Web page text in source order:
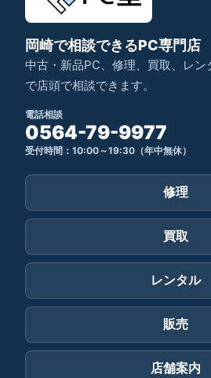
岡崎で相談できるPC専門店
中古・新品PC、修理、買取、レン
で店頭で相談できます。
電話相談
0564-79-9977
受付時間：10:00～19:30（年中無休）
修理
買取
レンタル
販売
店舗案内